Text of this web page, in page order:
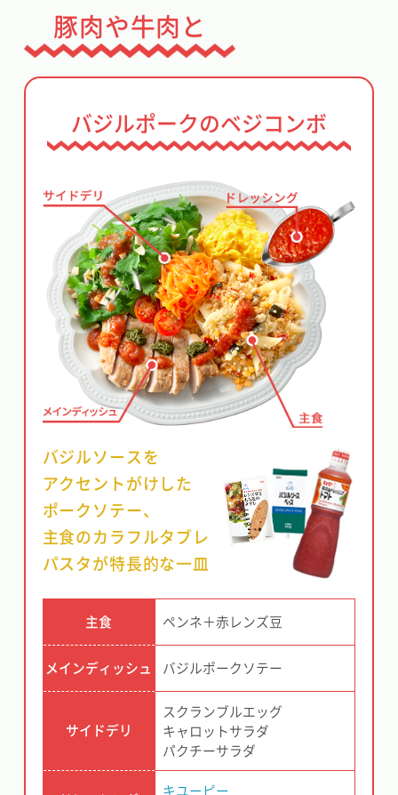
豚肉や牛肉と
バジルポークのベジコンボ
バジルソースを
アクセントがけした
ポークソテー、
主食のカラフルタブレ
パスタが特長的な一皿
主食 ペンネ＋赤レンズ豆
メインディッシュ バジルポークソテー
サイドデリ
スクランブルエッグ
キャロットサラダ
パクチーサラダ
キユーピー